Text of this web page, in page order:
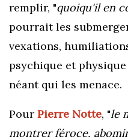
remplir, "quoiqu'il en
pourrait les
vexations,
psychique et
néant qui les menace.
Pour Pierre Notte, "le
montrer féroce,